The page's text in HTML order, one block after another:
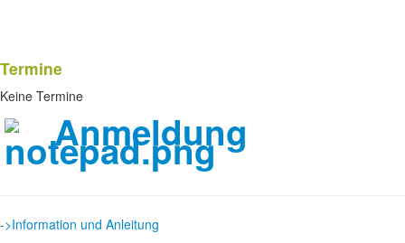
Termine
Keine Termine
Anmeldung
->Information und Anleitung